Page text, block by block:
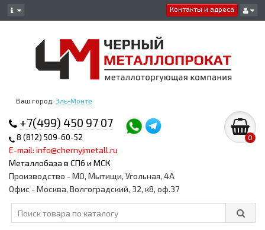
Контакты и адреса
Ваш город: Эль-Монте
+7(499) 450 97 07
8 (812) 509-60-52
E-mail: info@chernyjmetall.ru
Металлобаза в СПб и МСК
0
Производство - МО, Мытищи, Угольная, 4А
Офис - Москва, Волгоградский, 32, к8, оф.37